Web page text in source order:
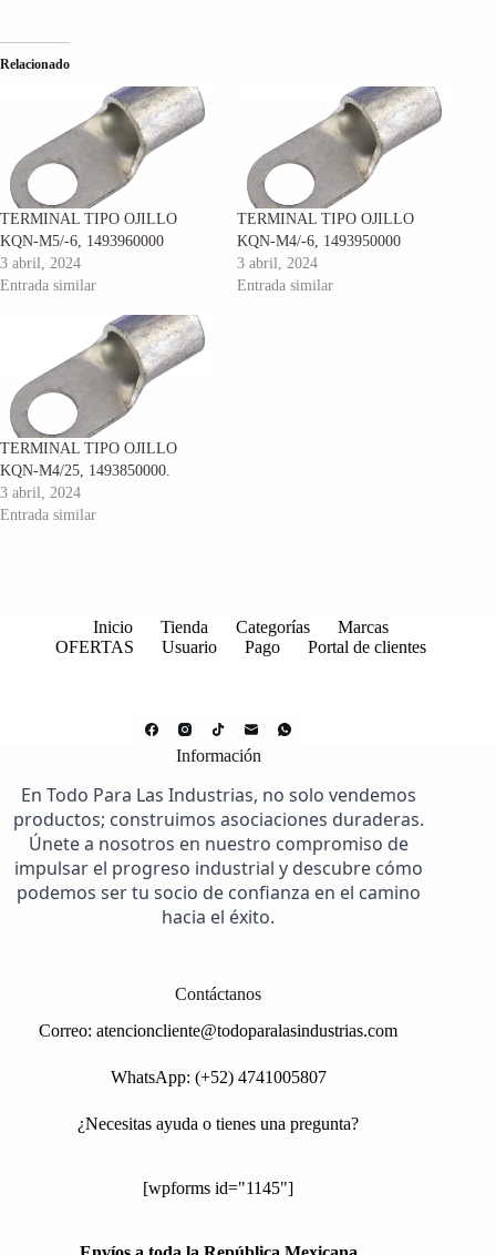
Relacionado
TERMINAL TIPO OJILLO
KQN-M5/-6, 1493960000
3 abril, 2024
Entrada similar
TERMINAL TIPO OJILLO
KQN-M4/-6, 1493950000
3 abril, 2024
Entrada similar
TERMINAL TIPO OJILLO
KQN-M4/25, 1493850000.
3 abril, 2024
Entrada similar
Inicio Tienda Categorías
Marcas
OFERTAS
Usuario Pago Portal de clientes
Información
En Todo Para Las Industrias, no solo vendemos
productos; construimos asociaciones duraderas.
Únete a nosotros en nuestro compromiso de
impulsar el progreso industrial y descubre cómo
podemos ser tu socio de confianza en el camino
hacia el éxito.
Contáctanos
Correo:atencioncliente@todoparalasindustrias.com
WhatsApp: (+52) 4741005807
¿Necesitas ayuda o tienes una pregunta?
[wpforms id="1145"]